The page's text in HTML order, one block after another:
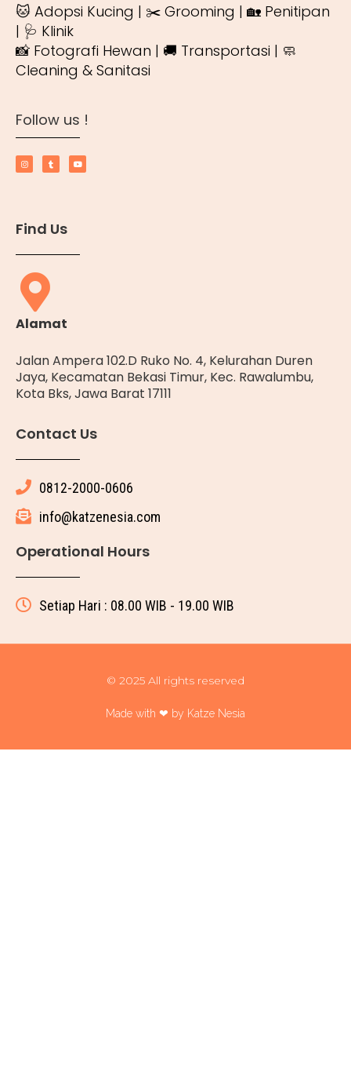
🐱 Adopsi Kucing | ✂️ Grooming | 🏡 Penitipan
| 🩺 Klinik
📸 Fotografi Hewan | 🚚 Transportasi | 🧼
Cleaning & Sanitasi
Follow us !
Find Us
Alamat
Jalan Ampera 102.D Ruko No. 4, Kelurahan Duren
Jaya, Kecamatan Bekasi Timur, Kec. Rawalumbu,
Kota Bks, Jawa Barat 17111
Contact Us
0812-2000-0606
info@katzenesia.com
Operational Hours
Setiap Hari : 08.00 WIB - 19.00 WIB
© 2025 All rights reserved
Made with ❤ by Katze Nesia